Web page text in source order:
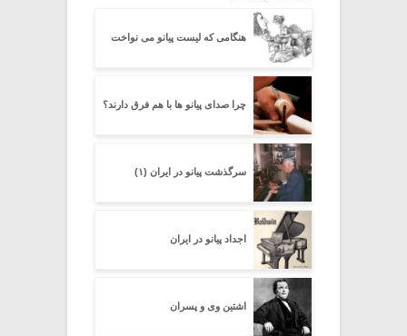
هنگامی که لیست پیانو می نواخت
چرا صدای پیانو ها با هم فرق دارند؟
سرگذشت پیانو در ایران (۱)
اجداد پیانو در ایران
اشتین وی و پسران